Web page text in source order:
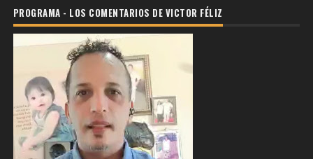
PROGRAMA - LOS COMENTARIOS DE VICTOR FÉLIZ